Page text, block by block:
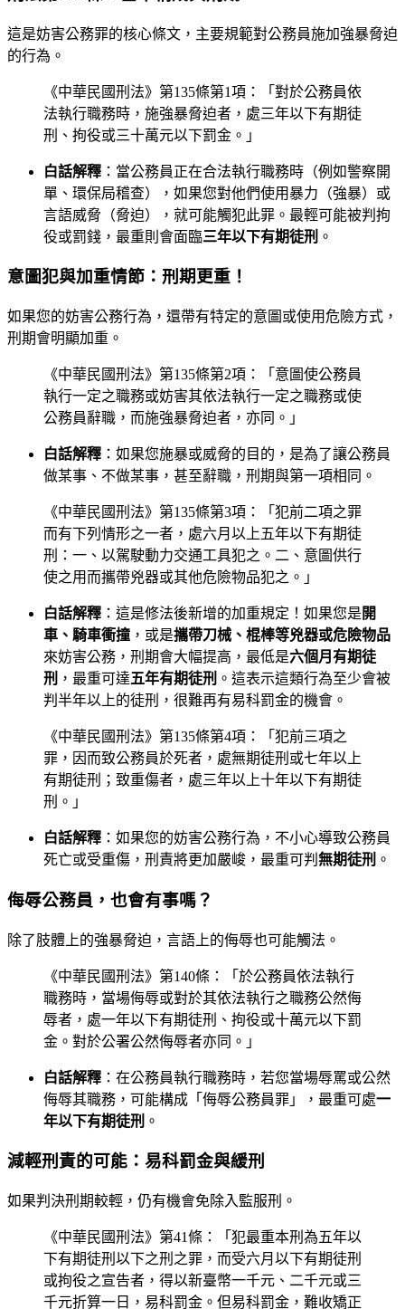
這是妨害公務罪的核心條文，主要規範對公務員施加強暴脅迫
的行為。
《中華民國刑法》第135條第1項：「對於公務員依
法執行職務時，施強暴脅迫者，處三年以下有期徒
刑、拘役或三十萬元以下罰金。」
白話解釋 ：當公務員正在合法執行職務時（例如警察開
單、環保局稽查），如果您對他們使用暴力（強暴）或
言語威脅（脅迫），就可能觸犯此罪。最輕可能被判拘
役或罰錢，最重則會面臨三年以下有期徒刑 。
意圖犯與加重情節：刑期更重！
如果您的妨害公務行為，還帶有特定的意圖或使用危險方式，
刑期會明顯加重。
《中華民國刑法》第135條第2項：「意圖使公務員
執行一定之職務或妨害其依法執行一定之職務或使
公務員辭職，而施強暴脅迫者，亦同。」
白話解釋 ：如果您施暴或威脅的目的，是為了讓公務員
做某事、不做某事，甚至辭職，刑期與第一項相同。
《中華民國刑法》第135條第3項：「犯前二項之罪
而有下列情形之一者，處六月以上五年以下有期徒
刑：一、以駕駛動力交通工具犯之。二、意圖供行
使之用而攜帶兇器或其他危險物品犯之。」
白話解釋 ：這是修法後新增的加重規定！如果您是 開
車、騎車衝撞 ，或是攜帶刀械、棍棒等兇器或危險物品
來妨害公務，刑期會大幅提高，最低是六個月有期徒
刑 ，最重可達五年有期徒刑 。這表示這類行為至少會被
判半年以上的徒刑，很難再有易科罰金的機會。
《中華民國刑法》第135條第4項：「犯前三項之
罪，因而致公務員於死者，處無期徒刑或七年以上
有期徒刑；致重傷者，處三年以上十年以下有期徒
刑。」
白話解釋 ：如果您的妨害公務行為，不小心導致公務員
死亡或受重傷，刑責將更加嚴峻，最重可判 無期徒刑 。
侮辱公務員，也會有事嗎？
除了肢體上的強暴脅迫，言語上的侮辱也可能觸法。
《中華民國刑法》第140條：「於公務員依法執行
職務時，當場侮辱或對於其依法執行之職務公然侮
辱者，處一年以下有期徒刑、拘役或十萬元以下罰
金。對於公署公然侮辱者亦同。」
白話解釋 ：在公務員執行職務時，若您當場辱罵或公然
侮辱其職務，可能構成「侮辱公務員罪」，最重可處一
年以下有期徒刑 。
減輕刑責的可能：易科罰金與緩刑
如果判決刑期較輕，仍有機會免除入監服刑。
《中華民國刑法》第41條：「犯最重本刑為五年以
下有期徒刑以下之刑之罪，而受六月以下有期徒刑
或拘役之宣告者，得以新臺幣一千元、二千元或三
千元折算一日，易科罰金。但易科罰金，難收矯正